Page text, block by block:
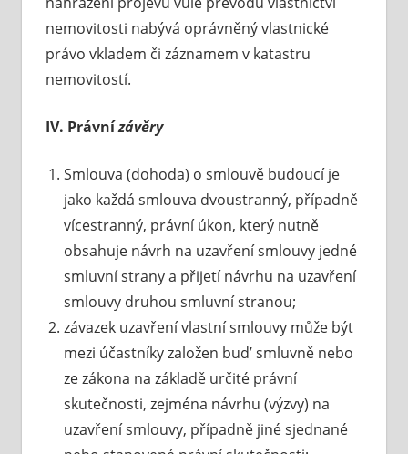
nemovitosti nabývá oprávněný vlastnické
právo vkladem či záznamem v katastru
nemovitostí.
IV. Právnízávěry
Smlouva (dohoda) o smlouvě budoucí je
jako každá smlouva dvoustranný, případně
vícestranný, právní úkon, který nutně
obsahuje návrh na uzavření smlouvy jedné
smluvní strany a přijetí návrhu na uzavření
smlouvy druhou smluvní stranou;
závazek uzavření vlastní smlouvy může být
mezi účastníky založen bud’ smluvně nebo
ze zákona na základě určité právní
skutečnosti, zejména návrhu (výzvy) na
uzavření smlouvy, případně jiné sjednané